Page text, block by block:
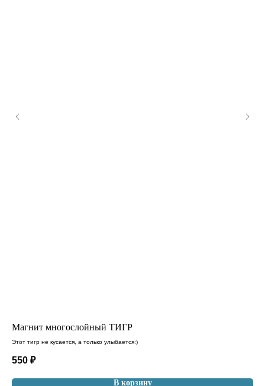
Магнит многослойный ТИГР
Этот тигр не кусается, а только улыбается:)
550 ₽
В корзину